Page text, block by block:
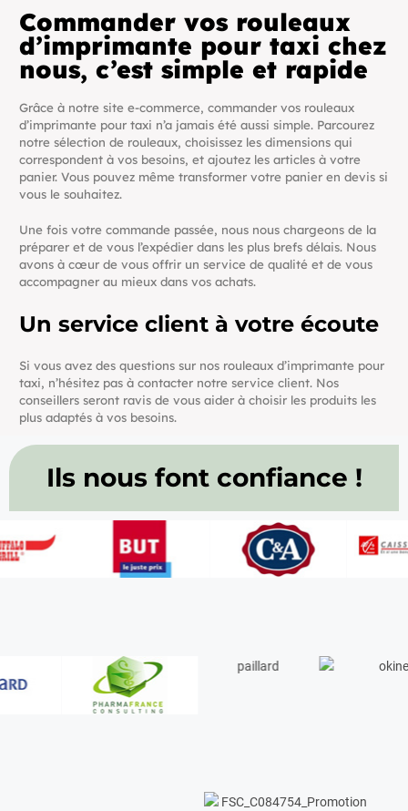
Commander vos rouleaux
d’imprimante pour taxi chez
nous, c’est simple et rapide
Grâce à notre site e-commerce, commander vos rouleaux
d’imprimante pour taxi n’a jamais été aussi simple. Parcourez
notre sélection de rouleaux, choisissez les dimensions qui
correspondent à vos besoins, et ajoutez les articles à votre
panier. Vous pouvez même transformer votre panier en devis si
vous le souhaitez.
Une fois votre commande passée, nous nous chargeons de la
préparer et de vous l’expédier dans les plus brefs délais. Nous
avons à cœur de vous offrir un service de qualité et de vous
accompagner au mieux dans vos achats.
Un service client à votre écoute
Si vous avez des questions sur nos rouleaux d’imprimante pour
taxi, n’hésitez pas à contacter notre service client. Nos
conseillers seront ravis de vous aider à choisir les produits les
plus adaptés à vos besoins.
Ils nous font confiance !